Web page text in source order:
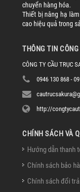
chuyển hàng hóa.
Thiết bị nâng hạ
cao hiệu quả trong
THÔNG TIN
CÔNG TY CẦU TRỤC
0946 130 868 -
http://
CHÍNH SÁCH VÀ
Hướng dẫn thanh
Chính sách bảo
Chính sách đổi trả